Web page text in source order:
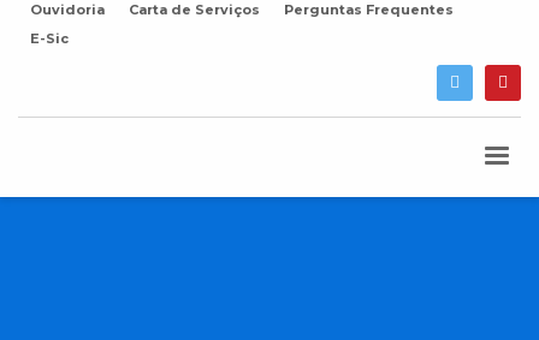
Ouvidoria Carta de Serviços
Perguntas Frequentes
E-Sic